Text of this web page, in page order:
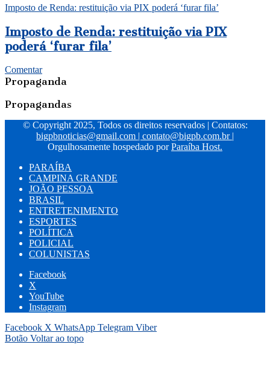
Imposto de Renda: restituição via PIX poderá ‘furar fila’
Imposto de Renda: restituição via PIX
poderá ‘furar fila’
Comentar
Propaganda
Propagandas
© Copyright 2025, Todos os direitos reservados | Contatos:
bigpbnoticias@gmail.com
contato@bigpb.com.br
Orgulhosamente hospedado porParaíba Host.
PARAÍBA
CAMPINA GRANDE
JOÃO PESSOA
BRASIL
ENTRETENIMENTO
ESPORTES
POLÍTICA
POLICIAL
COLUNISTAS
Facebook
X
YouTube
Instagram
Facebook X WhatsApp Telegram Viber
Botão Voltar ao topo